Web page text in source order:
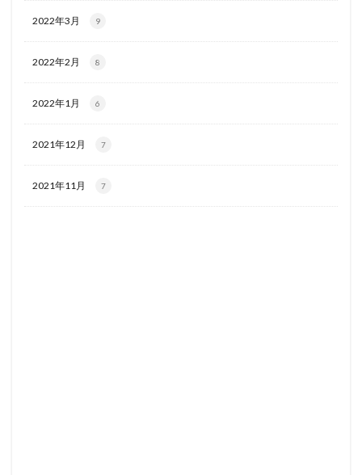
2022年3月 9
2022年2月 8
2022年1月 6
2021年12月 7
2021年11月 7